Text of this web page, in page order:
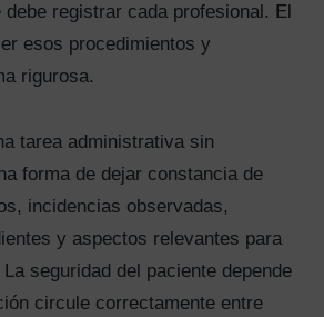
registrar cada profesional. El
esos procedimientos y
rigurosa.
tarea administrativa sin
forma de dejar constancia de
incidencias observadas,
y aspectos relevantes para
seguridad del paciente depende
circule correctamente entre